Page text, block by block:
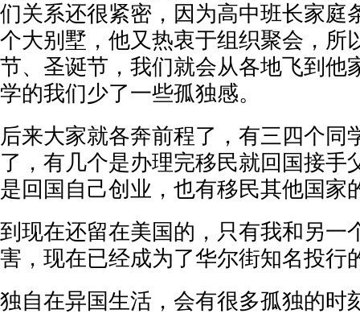
们关系还很紧密，因为高中班长家庭
个大别墅，他又热衷于组织聚会，所
节、圣诞节，我们就会从各地飞到他
学的我们少了一些孤独感。
后来大家就各奔前程了，有三四个同
了，有几个是办理完移民就回国接手
是回国自己创业，也有移民其他国家
到现在还留在美国的，只有我和另一
害，现在已经成为了华尔街知名投行
独自在异国生活，会有很多孤独的时